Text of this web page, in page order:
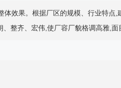
效果。根据厂区的规模、行业特点,
整齐、宏伟,使厂容厂貌格调高雅,面